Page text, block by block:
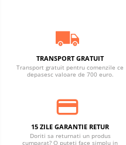
TRANSPORT GRATUIT
Transport gratuit pentru comenzile ce
depasesc valoare de 700 euro.
15 ZILE GARANTIE RETUR
Doriti sa returnati un produs
cumparat? O puteti face simplu in